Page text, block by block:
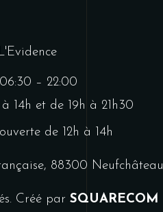
– 22:00
à 14h et de 19h à 21h30
de 12h à 14h
88300 Neufchâteau
Créé par SQUARECOM